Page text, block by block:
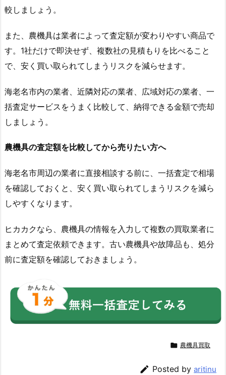
較しましょう。
また、農機具は業者によって査定額が変わりやすい商品で
す。1社だけで即決せず、複数社の見積もりを比べること
で、安く買い取られてしまうリスクを減らせます。
海老名市内の業者、近隣対応の業者、広域対応の業者、一
括査定サービスをうまく比較して、納得できる金額で売却
しましょう。
農機具の査定額を比較してから売りたい方へ
海老名市周辺の業者に直接相談する前に、一括査定で相場
を確認しておくと、安く買い取られてしまうリスクを減ら
しやすくなります。
ヒカカクなら、農機具の情報を入力して複数の買取業者に
まとめて査定依頼できます。古い農機具や故障品も、処分
前に査定額を確認しておきましょう。
 農機具買取
 Posted by aritinu